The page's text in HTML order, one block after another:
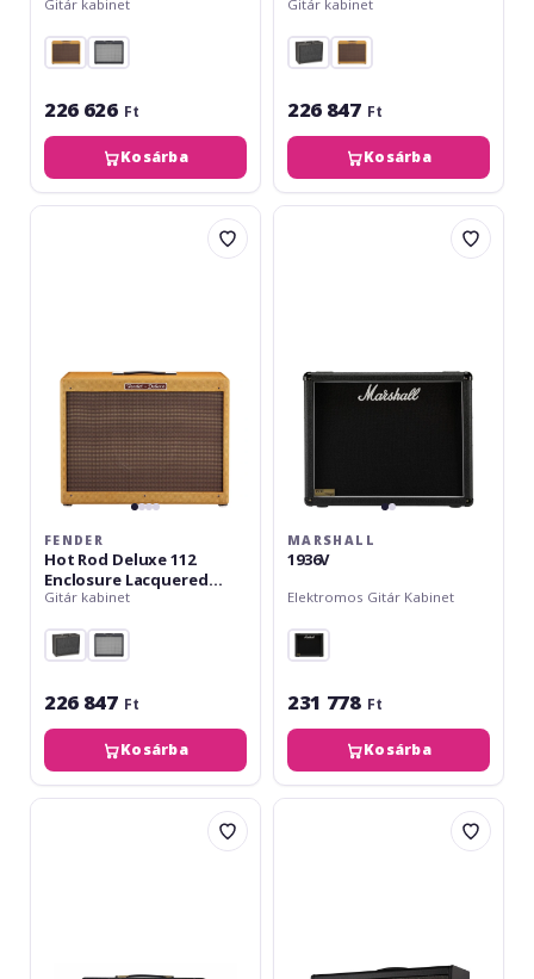
Gitár kabinet
226 626 Ft
Kosárba
Gitár kabinet
226 847 Ft
Kosárba
Fender
Tweed
FENDER
Hot Rod Deluxe 112
Enclosure Lacquered
Tweed
Gitár kabinet
226 847 Ft
Kosárba
Marshall
MARSHALL
1936V
Elektromos Gitár Kabinet
231 778 Ft
Kosárba
Marshall
Line6